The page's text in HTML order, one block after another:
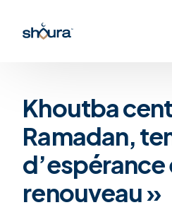
Khoutba
Ramadan,
d’espérance
renouveau »